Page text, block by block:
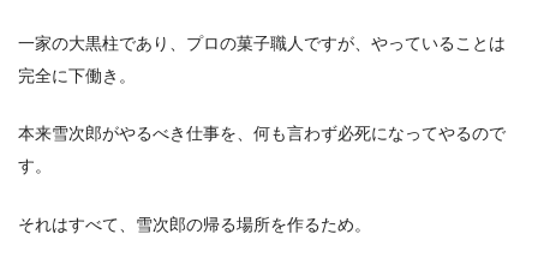
一家の大黒柱であり、プロの菓子職人ですが、やっていることは
完全に下働き。
本来雪次郎がやるべき仕事を、何も言わず必死になってやるので
す。
それはすべて、雪次郎の帰る場所を作るため。